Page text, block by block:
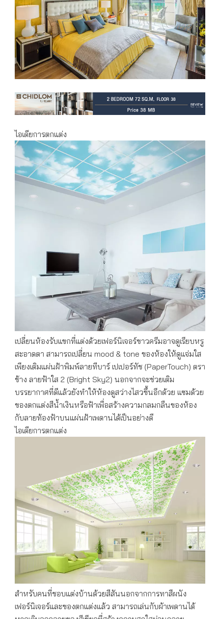
ไอเดียการตกแต่ง
เปลี่ยนห้องรับแขกที่แต่งด้วยเฟอร์นิเจอร์ขาวครีมอาจดูเรียบหรู
สะอาดตา สามารถเปลี่ยน mood & tone ของห้องให้ดูแจ่มใส
เพียงเติมแผ่นฝ้าพิมพ์ลายทีบาร์ เปเปอร์ทัช (PaperTouch) ตรา
ช้าง ลายฟ้าใส 2 (Bright Sky2) นอกจากจะช่วยเติม
บรรยากาศที่ดีแล้วยังทำให้ห้องดูสว่างไสวขึ้นอีกด้วย แซมด้วย
ของตกแต่งสีน้ำเงินหรือฟ้าเพื่อสร้างความกลมกลืนของห้อง
กับลายท้องฟ้าบนแผ่นฝ้าเพดานได้เป็นอย่างดี
ไอเดียการตกแต่ง
สำหรับคนที่ชอบแต่งบ้านด้วยสีสันนอกจากการทาสีผนัง
เฟอร์นิเจอร์และของตกแต่งแล้ว สามารถเล่นกับผ้าเพดานได้